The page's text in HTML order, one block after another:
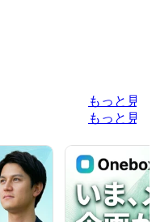
もっと見る
もっと見る